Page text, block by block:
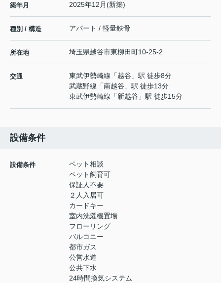
築年月 2025年12月(新築)
種別 / 構造 アパート / 軽量鉄骨
所在地 埼玉県越谷市東柳田町10-25-2
交通 東武伊勢崎線 「越谷 」駅 徒歩8分
武蔵野線 「南越谷 」駅 徒歩13分
東武伊勢崎線 「新越谷 」駅 徒歩15分
設備条件
設備条件
ペット相談
ペット飼育可
保証人不要
２人入居可
カードキー
室内洗濯機置場
フローリング
バルコニー
都市ガス
公営水道
公共下水
24時間換気システム